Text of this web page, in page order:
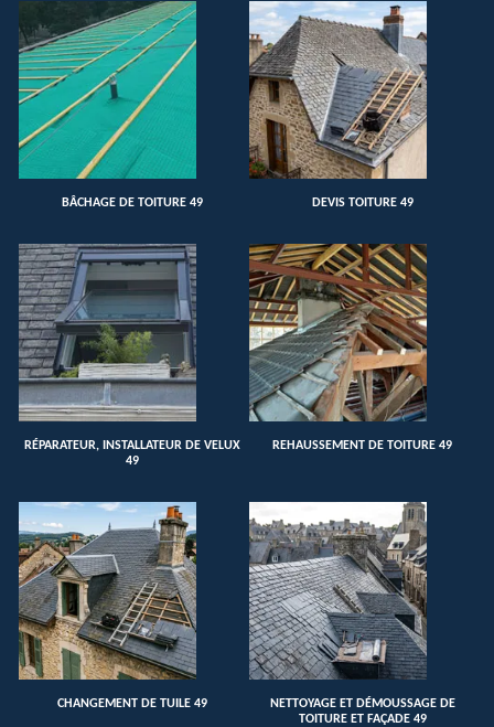
BÂCHAGE DE TOITURE 49 DEVIS TOITURE 49
RÉPARATEUR, INSTALLATEUR DE VELUX
49
REHAUSSEMENT DE TOITURE 49
CHANGEMENT DE TUILE 49
NETTOYAGE ET DÉMOUSSAGE DE
TOITURE ET FAÇADE 49